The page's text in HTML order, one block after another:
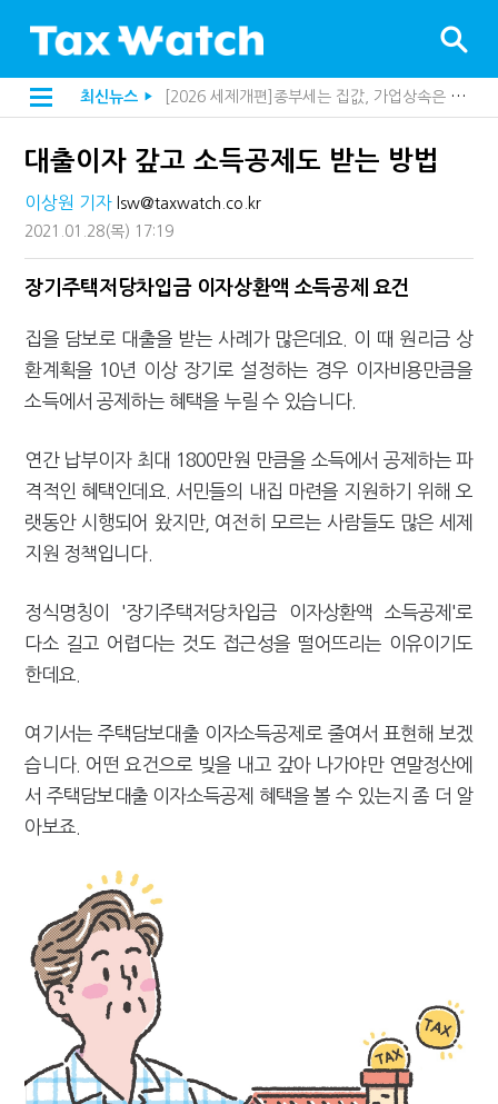
최신뉴스 ▶
[2026 세제개편]종부세는 집값, 가업상속은 기술…납세자가 꼭 볼 5가지
해외 안 갔는데 긁힌 신용카드…관세청이 몇분 만에 찾아낸 비결은?
김밥엔 어떤 술 어울릴까?…국세청이 K-푸드 꺼낸 까닭
"세무플랫폼 문제 해결될 것"…세무사회 진단, 왜
배달라이더 원천징수 세금 인하…환급 플랫폼 수익성 악화될까
반도체·AI로봇 국내 생산땐 세금 깎아준다
"오래 보유보다 오래 살아야"…1주택 세금 '실거주' 중심으로
강남이 좋다는 건 옛말…강서세무서장이 더 낫다?
[2026 세제개편]"상속 닥치면 늦다"…가업승계 성패, 시간에 달렸다
대출이자 갚고 소득공제도 받는 방법
이상원 기자 lsw@taxwatch.co.kr
2021.01.28(목) 17:19
장기주택저당차입금 이자상환액 소득공제 요건
집을 담보로 대출을 받는 사례가 많은데요. 이 때 원리금 상
환계획을 10년 이상 장기로 설정하는 경우 이자비용만큼을
소득에서 공제하는 혜택을 누릴 수 있습니다.
연간 납부이자 최대 1800만원 만큼을 소득에서 공제하는 파
격적인 혜택인데요. 서민들의 내집 마련을 지원하기 위해 오
랫동안 시행되어 왔지만, 여전히 모르는 사람들도 많은 세제
지원 정책입니다.
정식명칭이 '장기주택저당차입금 이자상환액 소득공제'로
다소 길고 어렵다는 것도 접근성을 떨어뜨리는 이유이기도
한데요.
여기서는 주택담보대출 이자소득공제로 줄여서 표현해 보겠
습니다. 어떤 요건으로 빚을 내고 갚아 나가야만 연말정산에
서 주택담보대출 이자소득공제 혜택을 볼 수 있는지 좀 더 알
아보죠.